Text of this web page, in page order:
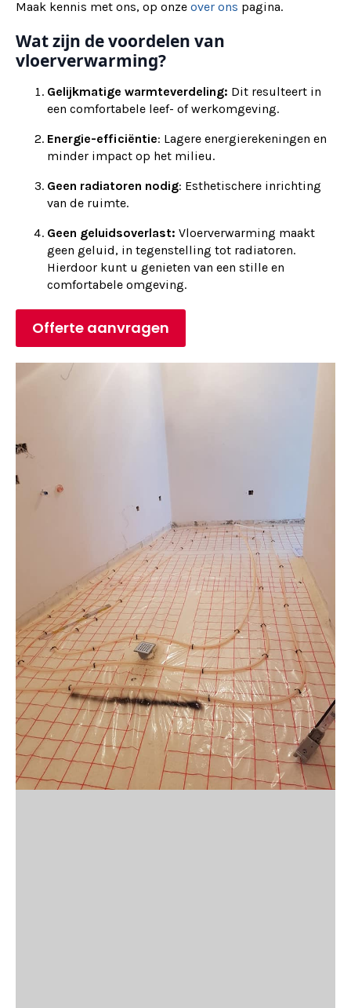
Maak kennis met ons, op onze over ons pagina.
Wat zijn de voordelen van
vloerverwarming?
Gelijkmatige warmteverdeling: Dit resulteert in
een comfortabele leef- of werkomgeving.
Energie-efficiëntie: Lagere energierekeningen en
minder impact op het milieu.
Geen radiatoren nodig: Esthetischere inrichting
van de ruimte.
Geen geluidsoverlast: Vloerverwarming maakt
geen geluid, in tegenstelling tot radiatoren.
Hierdoor kunt u genieten van een stille en
comfortabele omgeving.
Offerte aanvragen